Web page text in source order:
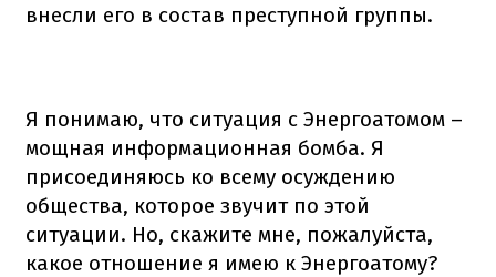
внесли его в состав преступной группы.
Я понимаю, что ситуация с Энергоатомом –
мощная информационная бомба. Я
присоединяюсь ко всему осуждению
общества, которое звучит по этой
ситуации. Но, скажите мне, пожалуйста,
какое отношение я имею к Энергоатому?